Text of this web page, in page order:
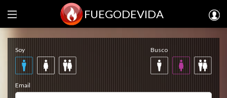
FUEGODEVIDA
Regístrate gratis
Soy Busco
Email